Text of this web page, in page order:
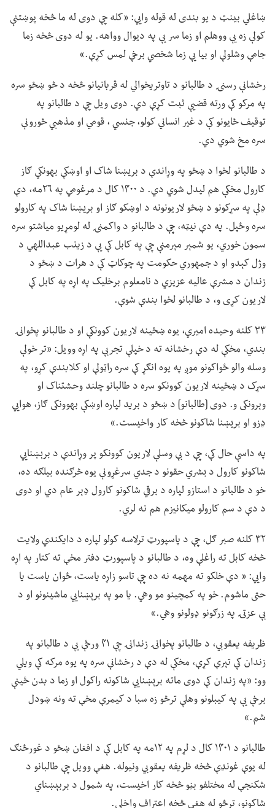
ښاغلي بینټ د یو بندی له قوله وايي: «کله چې دوی له ما څخه پوښتنې
کولې زه یې ووهلم او زما سر یې په دیوال وواهه. یو له دوی څخه زما
جامې وشلولې او بیا یې زما شخصي برخې لمس کړې.»
رخشانې رسنۍ د طالبانو د تاوتریخوالي له قربانیانو څخه د څو ښځو سره
په مرکو کې ورته قضیې ثبت کړې دي. دوی ویل چې د طالبانو په
توقیف ځایونو کې د غیر انساني کولو، جنسي ، قومي او مذهبي ځورونې
سره مخ شوي دي.
د طالبانو لخوا د ښځو په وړاندې د بریښنا شاک او اوښکې بهونکي ګاز
کارول مخکې هم لیدل شوي دي. د ۱۴۰۰ کال د مرغومي په ۲۶مه، دې
ډلې په سړکونو د ښځو لاریونونه د اوښکو ګاز او بریښنا شاک په کارولو
سره وځپل. په دې نیټه، چې د طالبانو د واکمنۍ له لومړیو میاشتو سره
سمون خوري، یو شمېر مېرمنې چې په کابل کې یې د زینب عبداللهي د
وژل کېدو او د جمهوري حکومت په چوکاټ کې د هرات د ښځو د
زندان د مشرې عالیه عزیزي د نامعلوم برخلیک په اړه په کابل کې
لاریون کړی و، د طالبانو لخوا بندې شوې.
۳۳ کلنه وحیده امیري، یوه ښځینه لاریون کوونکې او د طالبانو پخوانۍ
بندي، مخکې له دې رخشانه ته د خپلې تجربې په اړه وویل: «تر خولې
وسله والو ځواکونو موږ په یوه انګړ کې سره راټولې او کلابندې کړو، په
سړک د ښځینه لاریون کوونکو سره د طالبانو چلند وحشتناک او
وېرونکی و. دوی [طالبانو] د ښځو د برید لپاره اوښکې بهوونکی ګاز، هوایي
ډزو او بریښنا شاکونو څخه کار واخیست.»
په داسې حال کې، چې د بې وسلې لاریون کوونکو پر وړاندې د برېښنايي
شاکونو کارول د بشري حقونو د جدي سرغړونې یوه څرګنده بیلګه ده،
خو د طالبانو د استازو لپاره د برقي شاکونو کارول ډېر عام دي او دوی
د دې د سم کارولو میکانیزم هم نه لري.
۳۲ کلنه صبر ګل، چې د پاسپورټ ترلاسه کولو لپاره د دایکندي ولایت
څخه کابل ته راغلې وه، د طالبانو د پاسپورټ دفتر مخې ته کتار په اړه
وايي: « دې خلکو ته مهمه نه ده چې تاسو زاړه یاست، ځوان یاست یا
حتی ماشوم. خو په کمچینو مو وهي. یا مو په برېښنايي ماشینونو او د
بې عزتۍ په زرګونو ډولونو وهي.»
ظریفه یعقوبي، د طالبانو پخوانۍ زندانۍ چې ۴۱ ورځې یې د طالبانو په
زندان کې تېرې کړې، مخکې له دې د رخشانې سره په یوه مرکه کې ویلي
وو: «په زندان کې دوی ماته برېښنايي شاکونه راکول او زما د بدن ځینې
برخې یې په کیبلونو وهلې ترڅو زه سبا د کیمرې مخې ته ونه ښودل
شم.»
طالبانو د ۱۴۰۱ کال د لړم په ۱۲مه په کابل کې د افغان ښځو د غورځنګ
له یوې غونډې څخه ظریفه یعقوبي ونیوله. هغې وویل چې طالبانو د
شکنجې له مختلفو بڼو څخه کار اخیست، په شمول د بربېښناي
شاکونو، ترڅو له هغې څخه اعتراف واخلي.